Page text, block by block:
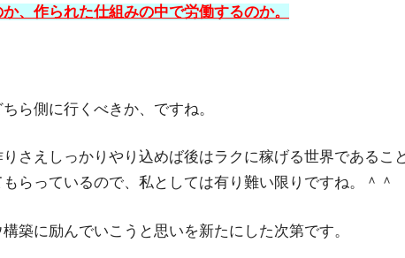
、作られた仕組みの中で労働するのか。
ら側に行くべきか、ですね。
さえしっかりやり込めば後はラクに稼げる世界であるこ
らっているので、私としては有り難い限りですね。＾＾
築に励んでいこうと思いを新たにした次第です。